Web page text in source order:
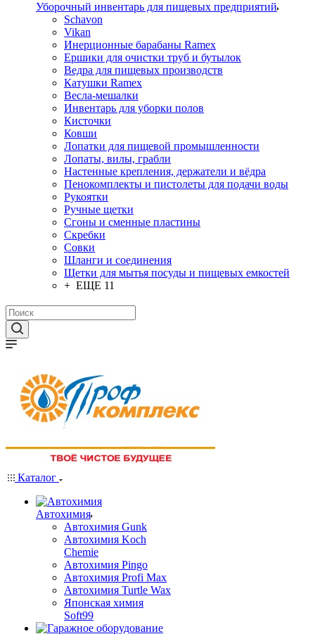
Уборочный инвентарь для пищевых предприятий
Schavon
Vikan
Инерционные барабаны Ramex
Ершики для очистки труб и бутылок
Ведра для пищевых производств
Катушки Ramex
Весла-мешалки
Инвентарь для уборки полов
Кисточки
Ковши
Лопатки для пищевой промышленности
Лопаты, вилы, грабли
Настенные крепления, держатели и вёдра
Пенокомплекты и пистолеты для подачи воды
Рукоятки
Ручные щетки
Сгоны и сменные пластины
Скребки
Совки
Шланги и соединения
Щетки для мытья посуды и пищевых емкостей
+ ЕЩЕ 11
Каталог
Автохимия
Автохимия Gunk
Автохимия Koch
Chemie
Автохимия Pingo
Автохимия Profi Max
Автохимия Turtle Wax
Японская химия
Soft99